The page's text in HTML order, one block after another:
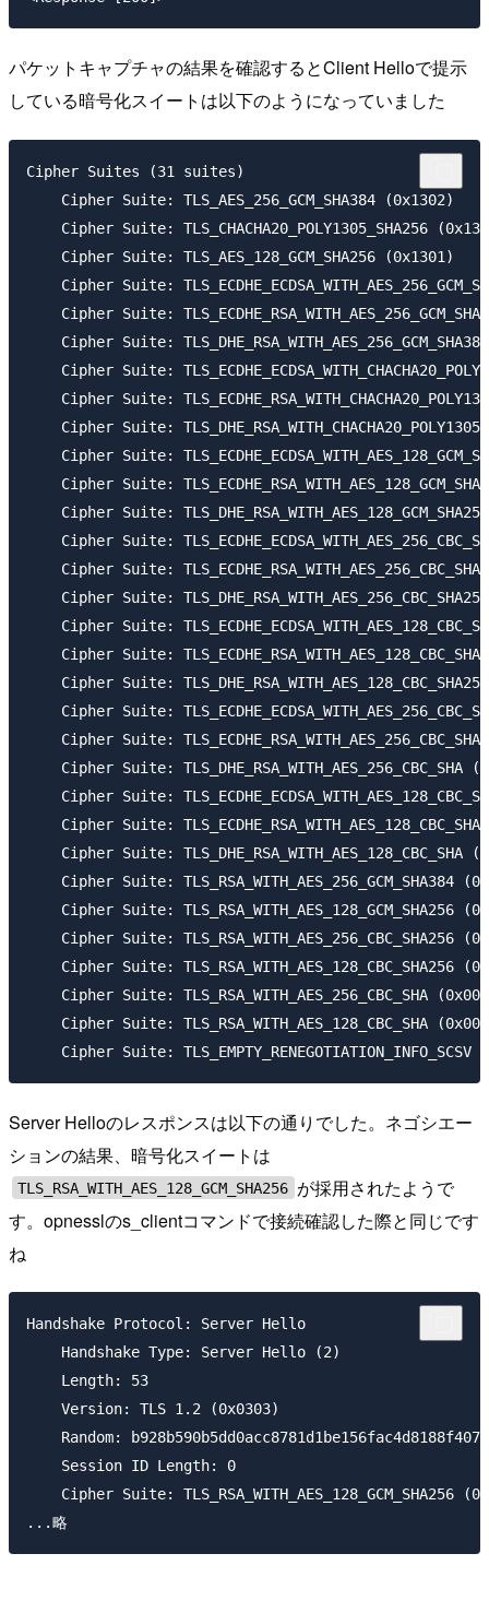
パケットキャプチャの結果を確認するとClient Helloで提示
している暗号化スイートは以下のようになっていました
Cipher Suites (31 suites)
    Cipher Suite: TLS_AES_256_GCM_SHA384 (0x1302)
Cipher Suite: TLS_CHACHA20_POLY1305_SHA256
    Cipher Suite: TLS_AES_128_GCM_SHA256 (0x1301)
Cipher Suite:
Cipher Suite:
Cipher Suite:
Cipher Suite:
Cipher Suite:
Cipher Suite:
Cipher Suite:
Cipher Suite:
Cipher Suite:
Cipher Suite:
Cipher Suite:
Cipher Suite:
Cipher Suite:
Cipher Suite:
Cipher Suite:
Cipher Suite:
Cipher Suite: TLS_ECDHE_RSA_WITH_AES_256_CBC_SHA
Cipher Suite: TLS_DHE_RSA_WITH_AES_256_CBC_SHA
Cipher Suite:
Cipher Suite: TLS_ECDHE_RSA_WITH_AES_128_CBC_SHA
Cipher Suite: TLS_DHE_RSA_WITH_AES_128_CBC_SHA
Cipher Suite: TLS_RSA_WITH_AES_256_GCM_SHA384
Cipher Suite: TLS_RSA_WITH_AES_128_GCM_SHA256
Cipher Suite: TLS_RSA_WITH_AES_256_CBC_SHA256
Cipher Suite: TLS_RSA_WITH_AES_128_CBC_SHA256
Cipher Suite: TLS_RSA_WITH_AES_256_CBC_SHA
Cipher Suite: TLS_RSA_WITH_AES_128_CBC_SHA
Server Helloのレスポンスは以下の通りでした。ネゴシエー
ションの結果、暗号化スイートは
TLS_RSA_WITH_AES_128_GCM_SHA256 が採用されたようで
す。opnesslのs_clientコマンドで接続確認した際と同じです
ね
Handshake Protocol: Server Hello
    Handshake Type: Server Hello (2)
    Length: 53
    Version: TLS 1.2 (0x0303)
Random:
    Session ID Length: 0
Cipher Suite: TLS_RSA_WITH_AES_128_GCM_SHA256